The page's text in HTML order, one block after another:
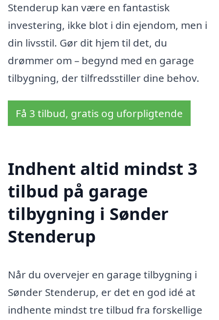
Stenderup kan være en fantastisk
investering, ikke blot i din ejendom, men i
din livsstil. Gør dit hjem til det, du
drømmer om – begynd med en garage
tilbygning, der tilfredsstiller dine behov.
Få 3 tilbud, gratis og uforpligtende
Indhent altid mindst 3
tilbud på garage
tilbygning i Sønder
Stenderup
Når du overvejer en garage tilbygning i
Sønder Stenderup, er det en god idé at
indhente mindst tre tilbud fra forskellige